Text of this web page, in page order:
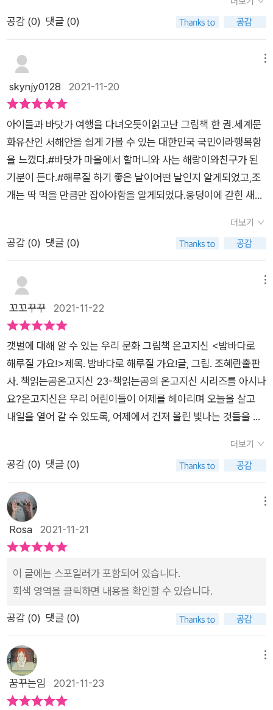
가로 향한다. ​바다 곳간에는 무엇이든 있다.​해랑이는 할머니와 함
께 밤바다에 나간다. 시장에서 사온 해루질 도구들로 조개를 잡기
시작한다. 민납작 조개, 동죽, 피조개부터 백합까지할머니는 '꼭
필요한 만큼만' 잡자며 할머니의 할머니의 지혜를 해랑에게 전한
이 죽고바다에서 고래가 떠다닌다. 코로나로 인류는 고통스러웠
왔고, 원시 바다에서처럼 물고기가, 새가, 해양 생물들이 바다를
온전히 누릴 수 있었다는 기사를 보며인간이 너무 많은 것을 쥐고
있는 것은 아닌가 하는 생각도 들던 참이었다. ​생명으로 가득한
갯벌에서 생명을 키우기 위한 해루질이 이어지는 모습이 인상적
이었다. 해루질이라는 전통 어업의 방식이 그림책에 등장한 것도
주목할만 하지만비지 않는 바다곳간을 만들기 위해 꼭 필요한 만
큼만 구하는 지혜가 더 마음에 남았다. 바다를 모르고 바다를 누
공감 (0) 댓글 (0)
skynjy0128 2021-11-20
아이들과 바닷가 여행을 다녀오듯이읽고난 그림책 한 권.세계문
화유산인 서해안을 쉽게 가볼 수 있는 대한민국 국민이라행복함
을 느꼈다.#바닷가 마을에서 할머니와 사는 해랑이와친구가 된
기분이 든다.#해루질 하기 좋은 날이어떤 날인지 알게되었고,조
개는 딱 먹을 만큼만 잡아야함을 알게되었다.웅덩이에 갇힌 새끼
비질 않는다.많은 걸 느끼게 해주고 생각하게 해주는 책바다 여행
때마다 주워오는 조개 껍질을다시 꺼내 놓으며책 속에서 나오는
냈다.그동안 조개에 왜 구멍이 뚫렸는지 궁금했는데책을 통해 명
확한 해답을 찾고나니 후련해졌다!인터넷에서 검색하여 얻은 정
보와는체감이 다른 바다 이야기 책 속 지식들.해랑이가 들려주는
로 떠나는 아이들.
더보기
공감 (0) 댓글 (0)
꼬꼬꾸꾸 2021-11-22
갯벌에 대해 알 수 있는 우리 문화 그림책 온고지신 <밤바다로
해루질 가요!>제목. 밤바다로 해루질 가요!글, 그림. 조혜란출판
사. 책읽는곰온고지신 23-책읽는곰의 온고지신 시리즈를 아시나
요?온고지신은 우리 어린이들이 어제를 헤아리며 오늘을 살고
내일을 열어 갈 수 있도록, 어제에서 건져 올린 빛나는 것들을 오
설명을 적었더니 길~었는데, 요약하면 우리 문화 그림책이에요.
설, 한가위, 정월 대보름, 단오 등의 명절,한글, 김치, 도자기, 민
이 포함되어 있지요.그런데 오랜만에 온고지신 신간이 나왔어요.
제목이 <밤바다로 해루질 가요!>입니다.해루질? 해루질이 뭔지
혹시 아시나요?(저만 몰랐던 것이 아니었길 바라며~)함께 보시
로 나간 해랑이.바다 곳간에는 뭐든 다 있거든요.마침 바닷물이
가장 많이 차올랐다가가장 많이 빠지는 사리 때라 해루질 하기 좋
은 날이었어요.갯벌에 사는 조개의 종류가 이렇게나 다양한가
부분을 읽으며웃음이 터지고,꽃 이름인 줄만 알았던 백합은국 끓
이면 구수하고 시원한 커다란 조개 이름이기도 해요.갯벌은 온갖
생물이 사는 바다 곳간이고,오염 물질을 거르고 분해하여 환경을
보호하는 곳이기도 해요.특히 우리나라 서해안 갯벌은 세계 5대
더보기
공감 (0) 댓글 (0)
Rosa 2021-11-21
이 글에는 스포일러가 포함되어 있습니다.
회색 영역을 클릭하면 내용을 확인할 수 있습니다.
공감 (0) 댓글 (0)
꿈꾸는임 2021-11-23